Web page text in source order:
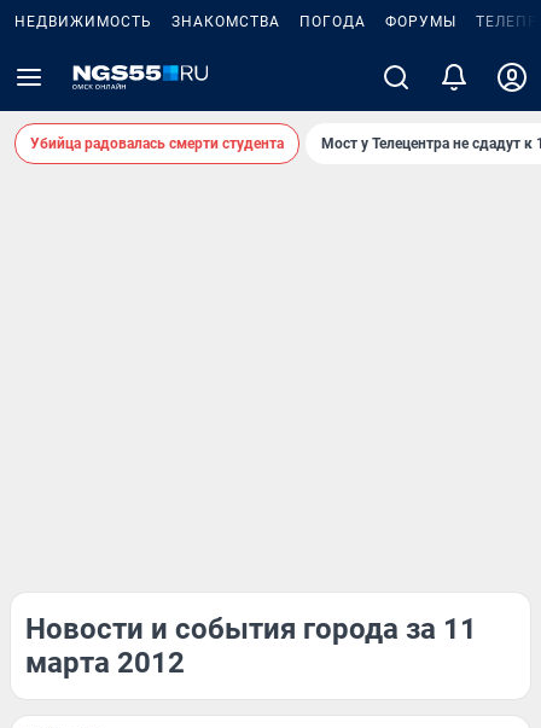
НЕДВИЖИМОСТЬ ЗНАКОМСТВА ПОГОДА ФОРУМЫ
Убийца радовалась смерти студента Мост у Телецентра не сдадут к
Новости и события города за 11
марта 2012